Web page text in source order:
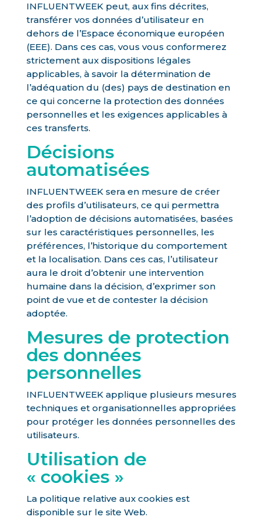
INFLUENTWEEK peut, aux fins décrites,
transférer vos données d’utilisateur en
dehors de l’Espace économique européen
(EEE). Dans ces cas, vous vous conformerez
strictement aux dispositions légales
applicables, à savoir la détermination de
l’adéquation du (des) pays de destination en
ce qui concerne la protection des données
personnelles et les exigences applicables à
ces transferts.
Décisions
automatisées
INFLUENTWEEK sera en mesure de créer
des profils d’utilisateurs, ce qui permettra
l’adoption de décisions automatisées, basées
sur les caractéristiques personnelles, les
préférences, l’historique du comportement
et la localisation. Dans ces cas, l’utilisateur
aura le droit d’obtenir une intervention
humaine dans la décision, d’exprimer son
point de vue et de contester la décision
adoptée.
Mesures de protection
des données
personnelles
INFLUENTWEEK applique plusieurs mesures
techniques et organisationnelles appropriées
pour protéger les données personnelles des
utilisateurs.
Utilisation de
« cookies »
La politique relative aux cookies est
disponible sur le site Web.